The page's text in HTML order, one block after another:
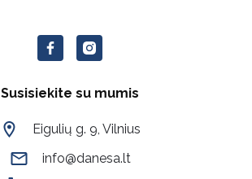
Susisiekite su mumis
Eigulių g. 9, Vilnius
info@danesa.lt